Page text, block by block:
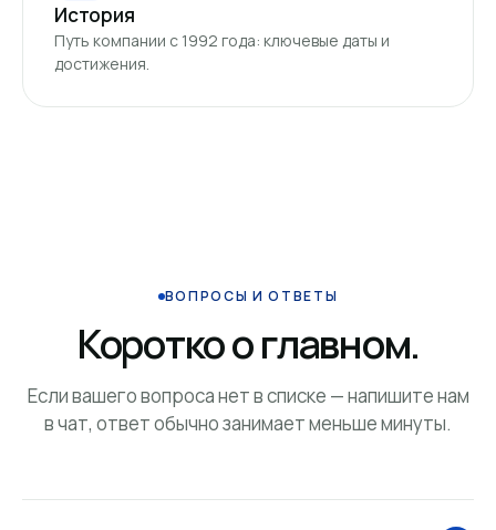
История
Путь компании с 1992 года: ключевые даты и
достижения.
ВОПРОСЫ И ОТВЕТЫ
Коротко о главном.
Если вашего вопроса нет в списке — напишите нам
в чат, ответ обычно занимает меньше минуты.